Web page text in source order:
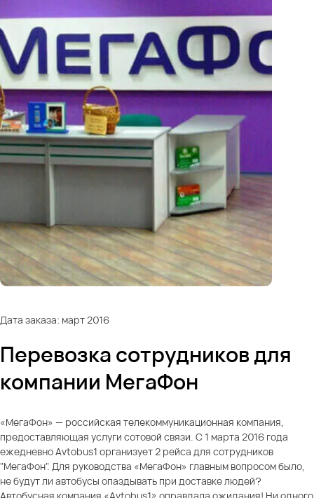
Дата заказа: март 2016
Перевозка сотрудников для
компании МегаФон
«МегаФон» — российская телекоммуникационная компания,
предоставляющая услуги сотовой связи. С 1 марта 2016 года
ежедневно Avtobus1 организует 2 рейса для сотрудников
"МегаФон". Для руководства «МегаФон» главным вопросом было,
не будут ли автобусы опаздывать при доставке людей?